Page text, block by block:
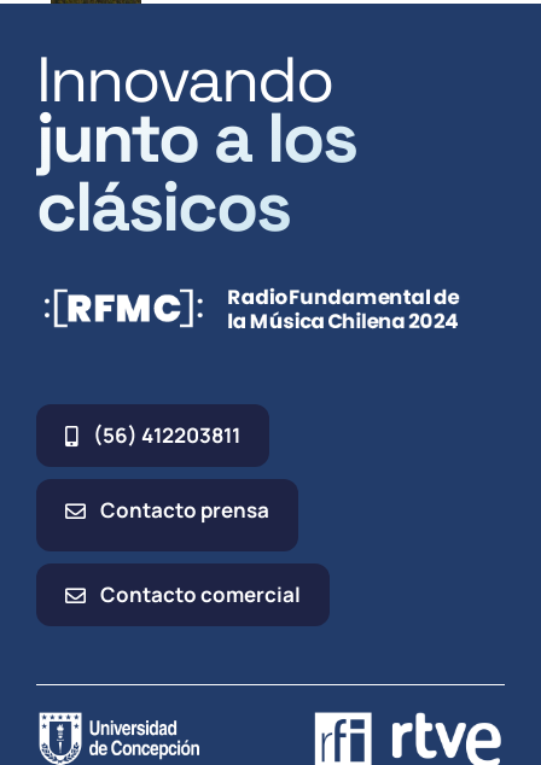
Innovando
junto a los
clásicos
(56) 412203811
Contacto prensa
Contacto comercial